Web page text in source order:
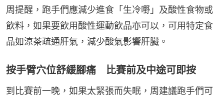
周提醒，跑手們應減少進食「生冷嘢」及酸性食物或
飲料，如果要飲用酸性運動飲品亦可以，可用特定食
品如涼茶疏通肝氣，減少酸氣影響肝臟。
按手臂穴位舒緩腳痛 比賽前及中途可即按
到比賽前一晚，如果太緊張而失眠，周建議跑手們可